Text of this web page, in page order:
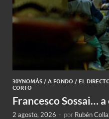
30YNOMÁS / A FONDO / EL
CORTO
Francesco Sossai… a
2 agosto, 2026 - por Rubén